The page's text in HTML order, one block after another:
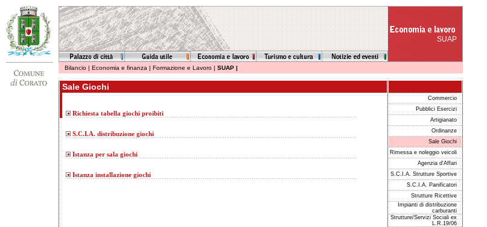
SUAP
Bilancio | Economia e finanza | Formazione e Lavoro | SUAP |
Sale Giochi
Richiesta tabella giochi proibiti
S.C.I.A. distribuzione giochi
Istanza per sala giochi
Istanza installazione giochi
Commercio
Pubblici Esercizi
Artigianato
Ordinanze
Sale Giochi
Rimessa e noleggio veicoli
Agenzia d'Affari
S.C.I.A. Strutture Sportive
S.C.I.A. Panificatori
Strutture Ricettive
Impianti di distribuzione
carburanti
Strutture/Servizi Sociali ex
L.R.19/06